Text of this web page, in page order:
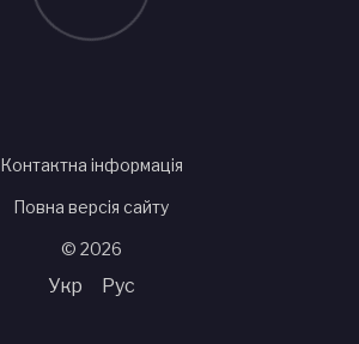
Контактна інформація
Повна версія сайту
© 2026
Укр Рус